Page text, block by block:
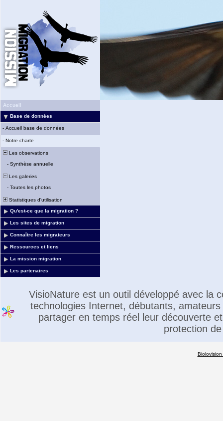
Accueil
Base de données
- Accueil base de données
- Notre charte
Les observations
- Synthèse annuelle
Les galeries
- Toutes les photos
Statistiques d'utilisation
Qu'est-ce que la migration ?
Les sites de migration
Connaître les migrateurs
Ressources et liens
La mission migration
Les partenaires
VisioNature est un outil développé avec la
technologies Internet, débutants,
partager en temps réel leur découverte
protection
Biolovision